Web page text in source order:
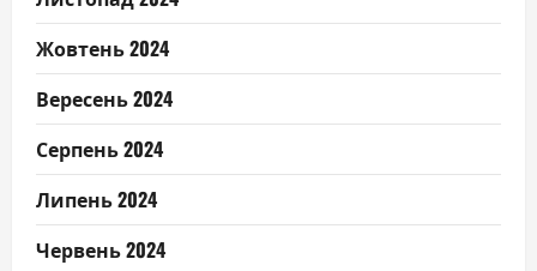
Жовтень 2024
Вересень 2024
Серпень 2024
Липень 2024
Червень 2024